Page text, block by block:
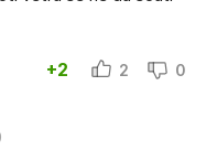
+2 2 0